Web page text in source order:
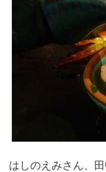
はしのえみさん、